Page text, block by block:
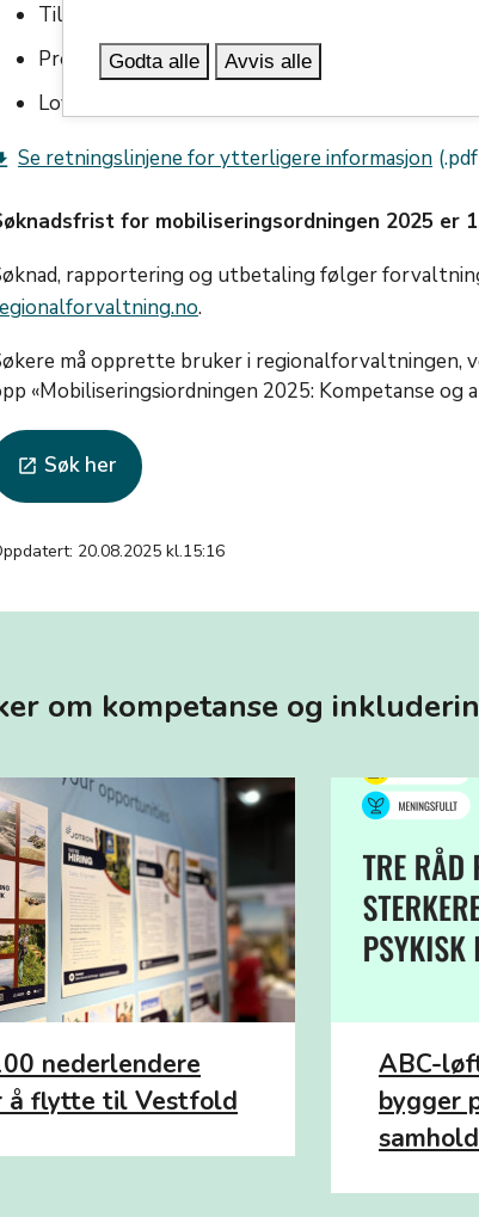
Tiltak rettet mot én enkelt bedrift.
Prosjekter som er igangsatt eller gjennomført.
Lovpålagte oppgaver
Se retningslinjene for ytterligere informasjon
for mobiliseringsordningen 2025 er
rapportering og utbetaling følger
.
må opprette bruker i regionalforvaltningen,
«Mobiliseringsiordningen 2025: Kompetanse og
launch Søk her
20.08.2025 kl.15:16
om kompetanse og
nederlendere
å flytte til Vestfold
ABC-
bygger
Godta alle Avvis alle